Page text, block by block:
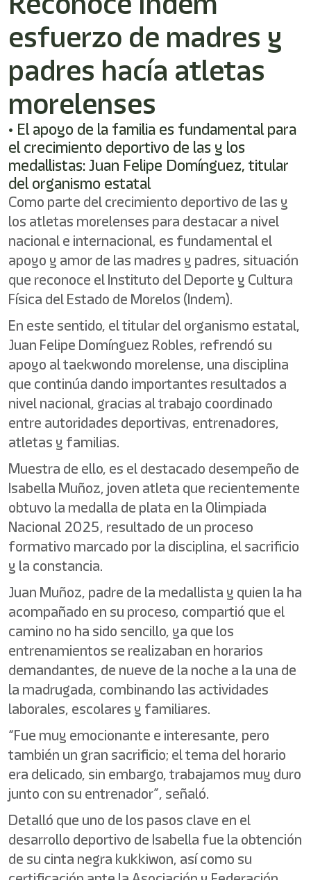
activates
screen
help
you
navigate
and
interact
with
the
content.
esfuerzo de madres y
padres hacía atletas
morelenses
• El apoyo de la familia es fundamental para
el crecimiento deportivo de las y los
medallistas: Juan Felipe Domínguez, titular
del organismo estatal
Como parte del crecimiento deportivo de las y
los atletas morelenses para destacar a nivel
nacional e internacional, es fundamental el
apoyo y amor de las madres y padres, situación
que reconoce el Instituto del Deporte y Cultura
Física del Estado de Morelos (Indem).
En este sentido, el titular del organismo estatal,
Juan Felipe Domínguez Robles, refrendó su
apoyo al taekwondo morelense, una disciplina
que continúa dando importantes resultados a
nivel nacional, gracias al trabajo coordinado
entre autoridades deportivas, entrenadores,
atletas y familias.
Muestra de ello, es el destacado desempeño de
Isabella Muñoz, joven atleta que recientemente
obtuvo la medalla de plata en la Olimpiada
Nacional 2025, resultado de un proceso
formativo marcado por la disciplina, el sacrificio
y la constancia.
Juan Muñoz, padre de la medallista y quien la ha
acompañado en su proceso, compartió que el
camino no ha sido sencillo, ya que los
entrenamientos se realizaban en horarios
demandantes, de nueve de la noche a la una de
la madrugada, combinando las actividades
laborales, escolares y familiares.
“Fue muy emocionante e interesante, pero
también un gran sacrificio; el tema del horario
era delicado, sin embargo, trabajamos muy duro
junto con su entrenador”, señaló.
Detalló que uno de los pasos clave en el
desarrollo deportivo de Isabella fue la obtención
de su cinta negra kukkiwon, así como su